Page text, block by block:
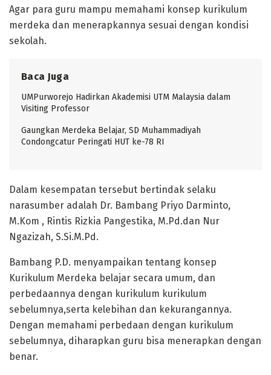
Agar para guru mampu memahami konsep kurikulum
merdeka dan menerapkannya sesuai dengan kondisi
sekolah.
Baca Juga
UMPurworejo Hadirkan Akademisi UTM Malaysia dalam
Visiting Professor
Gaungkan Merdeka Belajar, SD Muhammadiyah
Condongcatur Peringati HUT ke-78 RI
Dalam kesempatan tersebut bertindak selaku
narasumber adalah Dr. Bambang Priyo Darminto,
M.Kom , Rintis Rizkia Pangestika, M.Pd.dan Nur
Ngazizah, S.Si.M.Pd.
Bambang P.D. menyampaikan tentang konsep
Kurikulum Merdeka belajar secara umum, dan
perbedaannya dengan kurikulum kurikulum
sebelumnya,serta kelebihan dan kekurangannya.
Dengan memahami perbedaan dengan kurikulum
sebelumnya, diharapkan guru bisa menerapkan dengan
benar.